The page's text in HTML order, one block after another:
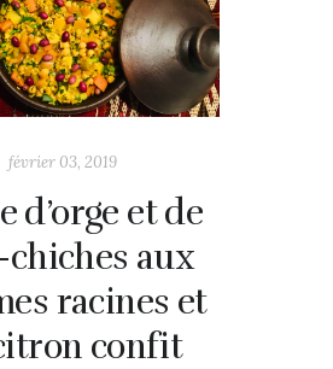
février 03, 2019
d’orge et de
aux
racines et
confit